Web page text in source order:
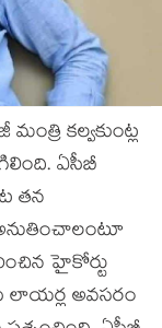
కల్వకుంట్ల
ఏసీబీ
తన
హైకోర్టు
లాయర్ల అవసరం